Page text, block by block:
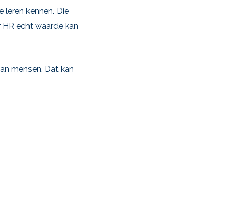
leren kennen. Die
echt waarde kan
mensen. Dat kan